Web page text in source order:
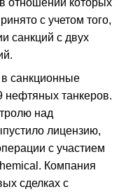
отношении которых
с учетом того,
санкций с двух
санкционные
нефтяных танкеров.
над
лицензию,
с участием
Компания
сделках с